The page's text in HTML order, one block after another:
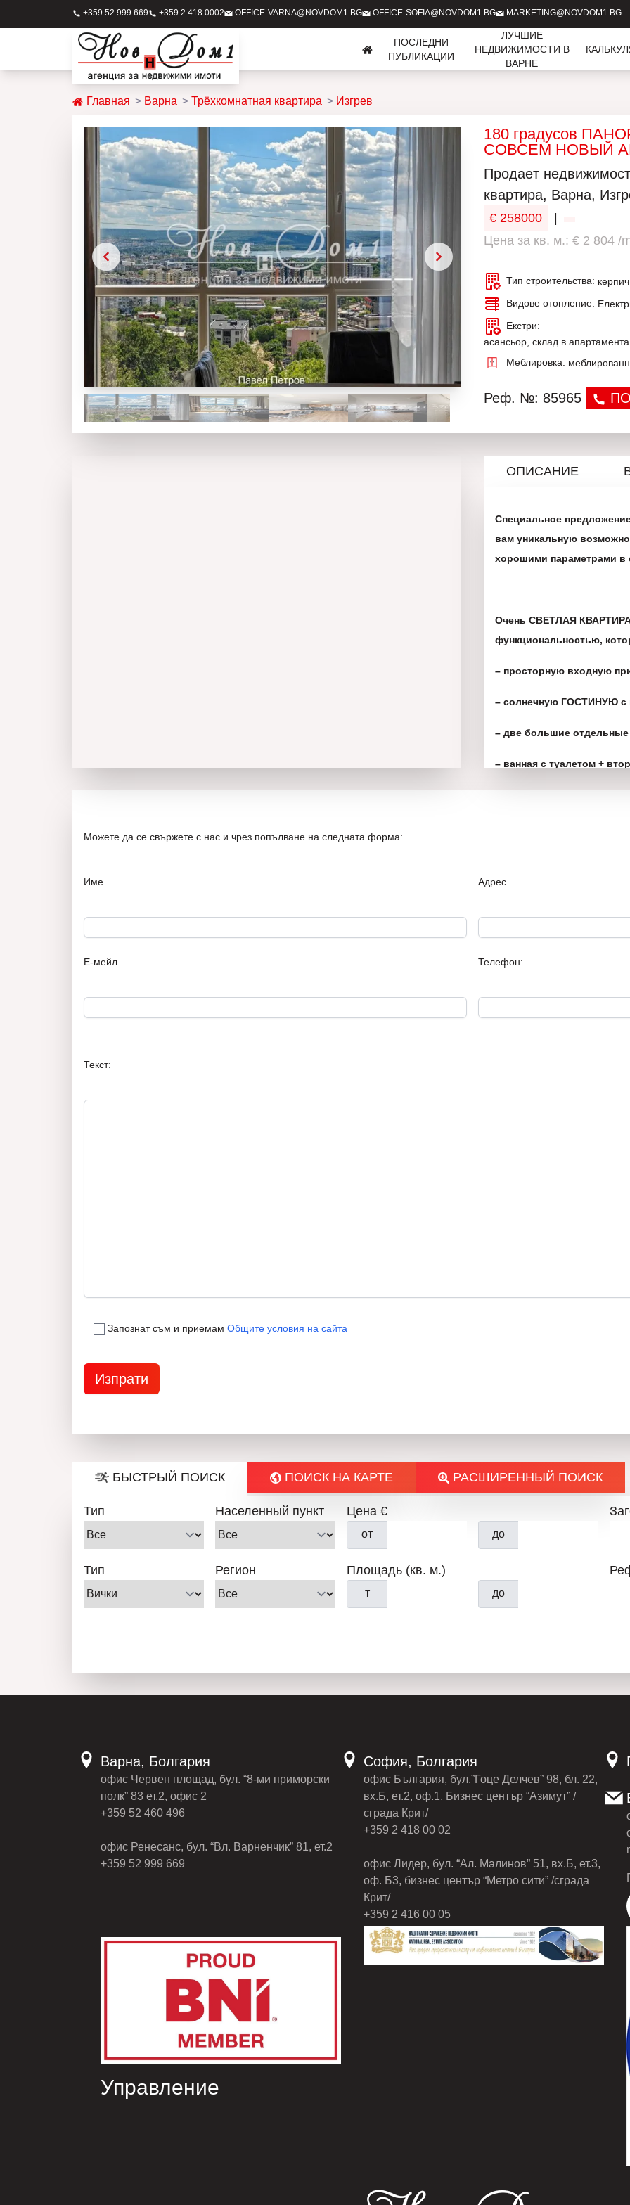
+359 52 999 669 +359 2 418 0002 OFFICE-VARNA@NOVDOM1.BG OFFICE-SOFIA@NOVDOM1.BG MARKETING@NOVDOM1.BG
ПОСЛЕДНИ
ПУБЛИКАЦИИ
ЛУЧШИЕ
НЕДВИЖИМОСТИ В
ВАРНЕ
Главная Варна Трёхкомнатная квартира Изгрев
180 градусов
СОВСЕМ НОВЫЙ
Продаeт
квартира, Варна,
€ 258000
Цена за кв. м.: € 2 804 /
Тип строительства: керпич
Видове отопление:
Екстри:
асансьор, склад в апартамента
Меблировка:
Реф. №: 85965
ОПИСАНИЕ
Специальное
вам уникальную
хорошими параметрами в
Очень СВЕТЛАЯ
функциональностью,
– просторную входную
– солнечную ГОСТИНУЮ с
– две большие
– ванная с туалетом +
Квартира сдается в
Все комнаты
Можете да се свържете с нас и чрез попълване на следната форма:
Име
Е-мейл
Адрес
Телефон:
Текст:
Запознат съм и приемам Общите условия на сайта
БЫСТРЫЙ ПОИСК ПОИСК НА КАРТЕ РАСШИРЕННЫЙ ПОИСК
Тип Населенный пункт
Тип Регион
Цена €
от до
Площадь (кв. м.)
т до
Варна, Болгария
офис Червен площад, бул. “8-ми приморски
полк” 83 ет.2, офис 2
+359 52 460 496
офис Ренесанс, бул. “Вл. Варненчик” 81, ет.2
+359 52 999 669
София, Болгария
офис България, бул.”Гоце Делчев” 98, бл. 22,
вх.Б, ет.2, оф.1, Бизнес център “Азимут” /
сграда Крит/
+359 2 418 00 02
офис Лидер, бул. “Ал. Малинов” 51, вх.Б, ет.3,
оф. Б3, бизнес център “Метро сити” /сграда
Крит/
+359 2 416 00 05
Управление